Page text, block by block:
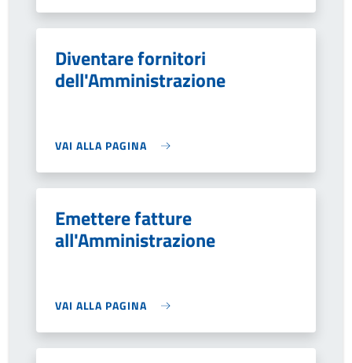
Diventare fornitori
dell'Amministrazione
VAI ALLA PAGINA
Emettere fatture
all'Amministrazione
VAI ALLA PAGINA